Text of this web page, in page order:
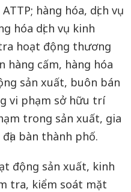
hàng hóa, dịch vụ
hóa dịch vụ kinh
hoạt động thương
hàng cấm, hàng hóa
sản xuất, buôn bán
vi phạm sở hữu trí
trong sản xuất, gia
bàn thành phố.
động sản xuất, kinh
tra, kiểm soát mặt